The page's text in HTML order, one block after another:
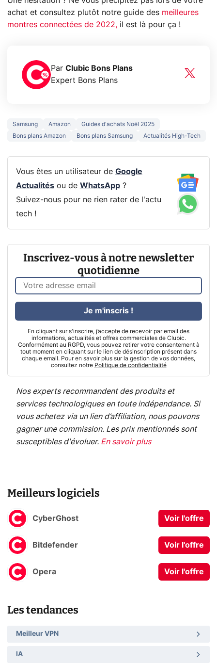
achat et consultez plutôt notre guide des meilleures
montres connectées de 2022, il est là pour ça !
Par Clubic Bons Plans
Expert Bons Plans
Samsung Amazon
Guides d'achats Noël 2025
Bons plans Amazon
Bons plans Samsung Actualités High-Tech
Vous êtes un utilisateur de Google
Actualitésou de WhatsApp?
Suivez-nous pour ne rien rater de l'actu
tech !
Inscrivez-vous à notre newsletter
quotidienne
En cliquant sur s'inscrire, j’accepte de recevoir par email des
informations, actualités et offres commerciales de Clubic.
Conformément au RGPD, vous pouvez retirer votre consentement à
tout moment en cliquant sur le lien de désinscription présent dans
chaque email. Pour en savoir plus sur la gestion de vos données,
consultez notre Politique de confidentialité
Je m'inscris !
Nos experts recommandent des produits et
services technologiques en toute indépendance. Si
vous achetez via un lien d’affiliation, nous pouvons
gagner une commission. Les prix mentionnés sont
susceptibles d'évoluer. En savoir plus
Meilleurs logiciels
CyberGhost Voir l'offre
Bitdefender Voir l'offre
Opera Voir l'offre
Les tendances
Meilleur VPN
IA